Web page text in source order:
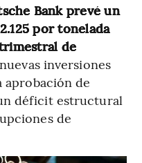
Bank prevé un
por tonelada
de
inversiones
aprobación de
déficit estructural
de